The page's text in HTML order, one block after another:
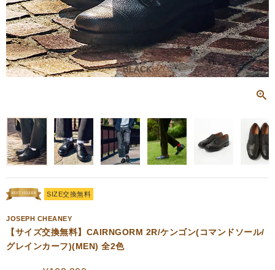
BLACK
SIZE交換無料
JOSEPH CHEANEY
【サイズ交換無料】CAIRNGORM 2R/ケンゴン(コマンドソール/
グレインカーフ)(MEN) 全2色